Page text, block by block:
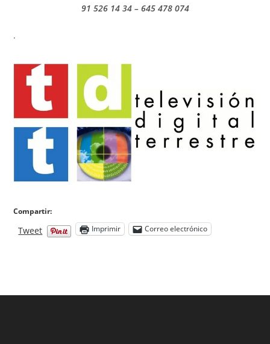
91 526 14 34 – 645 478 074
.
Compartir:
Tweet Imprimir Correo electrónico